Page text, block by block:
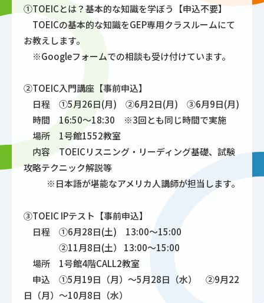
①TOEICとは？基本的な知識を学ぼう【申込不要】
TOEICの基本的な知識をGEP専用クラスルームにて
お教えします。
※Googleフォームでの相談も受け付けています。
②TOEIC入門講座【事前申込】
日程 ①5月26日(月) ②6月2日(月) ③6月9日(月)
時間 16:50～18:30 ※3回とも同じ時間で実施
場所 1号館1552教室
内容 TOEICリスニング・リーディング基礎、試験
攻略テクニック解説等
※日本語が堪能なアメリカ人講師が担当します。
③TOEIC IPテスト【事前申込】
日程 ①6月28日(土) 13:00～15:00
②11月8日(土） 13:00～15:00
場所 1号館4階CALL2教室
申込 ①5月19日（月）～5月28日（水） ②9月22
日（月）～10月8日（水）